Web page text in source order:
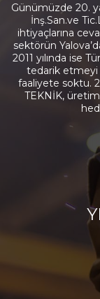
Günümüzde 20.
İnş.San.ve
ihtiyaçlarına
sektörün
2011 yılında ise
tedarik etmeyi
faaliyete soktu.
TEKNİK,